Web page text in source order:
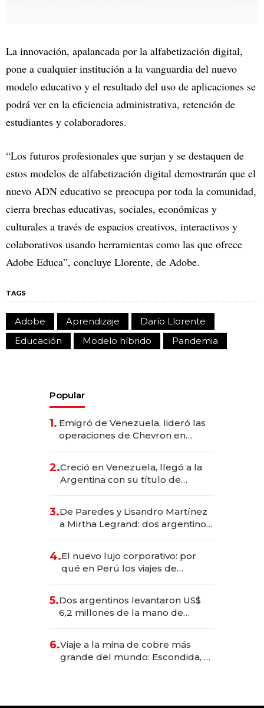
La innovación, apalancada por la alfabetización digital,
pone a cualquier institución a la vanguardia del nuevo
modelo educativo y el resultado del uso de aplicaciones se
podrá ver en la eficiencia administrativa, retención de
estudiantes y colaboradores.
“Los futuros profesionales que surjan y se destaquen de
estos modelos de alfabetización digital demostrarán que el
nuevo ADN educativo se preocupa por toda la comunidad,
cierra brechas educativas, sociales, económicas y
culturales a través de espacios creativos, interactivos y
colaborativos usando herramientas como las que ofrece
Adobe Educa”, concluye Llorente, de Adobe.
TAGS
Adobe Aprendizaje
Darío Llorente
Educación
Modelo híbrido Pandemia
Popular
1. Emigró de Venezuela, lideró las
operaciones de Chevron en
2.Creció en Venezuela, llegó a la
Argentina con su título de
las marcas "fast premium"
3.De Paredes y Lisandro Martínez
a Mirtha Legrand: dos argentinos
4.El nuevo lujo corporativo: por
qué en Perú los viajes de
transformadoras
5.Dos argentinos levantaron US$
6,2 millones de la mano de
6.Viaje a la mina de cobre más
grande del mundo: Escondida, el